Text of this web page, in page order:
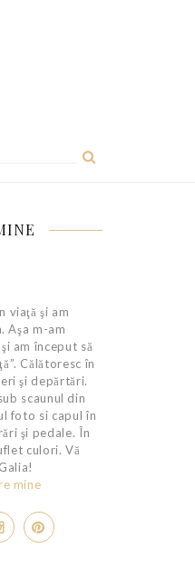
viaţă şi am
Aşa m-am
am început să
Călătoresc în
şi depărtări.
scaunul din
foto si capul în
şi pedale. În
culori. Vă
mine